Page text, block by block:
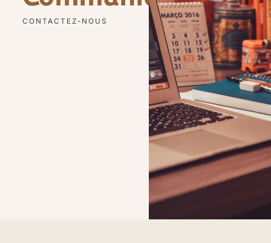
CONTACTEZ-NOUS